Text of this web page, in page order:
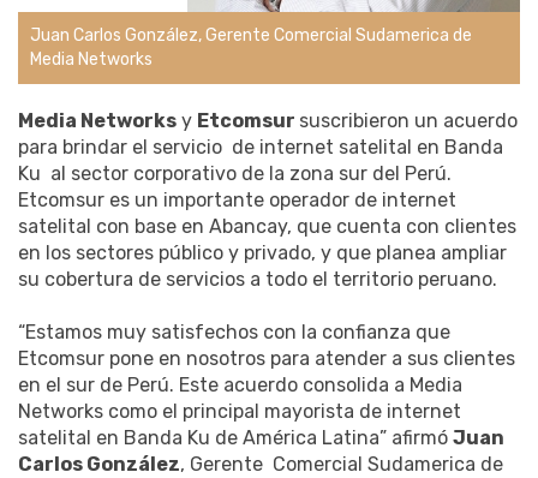
Juan Carlos González, Gerente Comercial Sudamerica de
Media Networks
Media Networks y Etcomsur suscribieron un acuerdo
para brindar el servicio de internet satelital en Banda
Ku al sector corporativo de la zona sur del Perú.
Etcomsur es un importante operador de internet
satelital con base en Abancay, que cuenta con clientes
en los sectores público y privado, y que planea ampliar
su cobertura de servicios a todo el territorio peruano.
“Estamos muy satisfechos con la confianza que
Etcomsur pone en nosotros para atender a sus clientes
en el sur de Perú. Este acuerdo consolida a Media
Networks como el principal mayorista de internet
satelital en Banda Ku de América Latina” afirmó Juan
Carlos González, Gerente Comercial Sudamerica de